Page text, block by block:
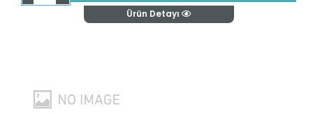
Ürün Detayı